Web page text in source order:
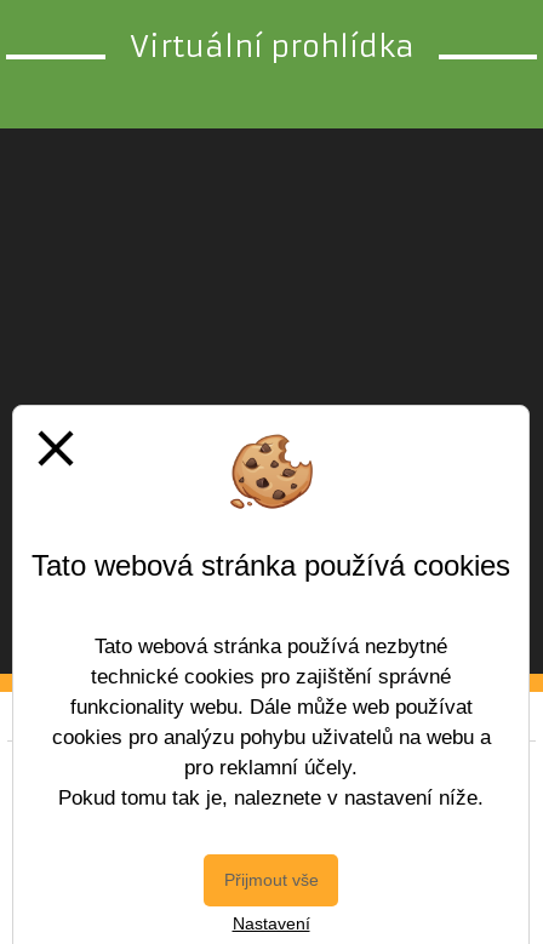
Virtuální prohlídka
Prohlášení o přístupnosti Mapa webu Cookies
Copyright © 2017 - 2026 Základní škola
Vítězslava Hálka Odolena Voda &
Postaveno ve službě
VlastníŠkolníWeb.cz
| Na redakčním
Vitalex CMS
close
Tato webová stránka používá cookies
Tato webová stránka používá nezbytné
technické cookies pro zajištění správné
funkcionality webu. Dále může web používat
cookies pro analýzu pohybu uživatelů na webu a
pro reklamní účely.
Pokud tomu tak je, naleznete v nastavení níže.
Přijmout vše
Nastavení